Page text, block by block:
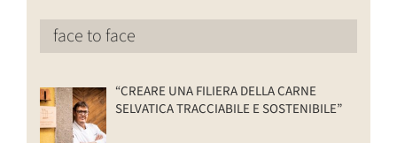
face to face
“CREARE UNA FILIERA DELLA CARNE
SELVATICA TRACCIABILE E SOSTENIBILE”